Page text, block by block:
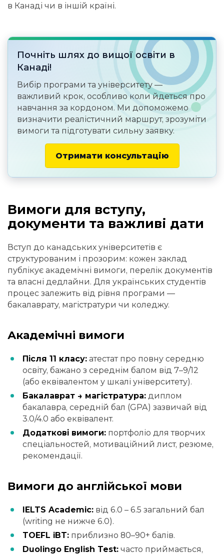
в Канаді чи в іншій країні.
Почніть шлях до вищої освіти в
Канаді!
Вибір програми та університету —
важливий крок, особливо коли йдеться про
навчання за кордоном. Ми допоможемо
визначити реалістичний маршрут, зрозуміти
вимоги та підготувати сильну заявку.
Отримати консультацію
Вимоги для вступу,
документи та важливі дати
Вступ до канадських університетів є
структурованим і прозорим: кожен заклад
публікує академічні вимоги, перелік документів
та власні дедлайни. Для українських студентів
процес залежить від рівня програми —
бакалаврату, магістратури чи коледжу.
Академічні вимоги
Після 11 класу: атестат про повну середню
освіту, бажано з середнім балом від 7–9/12
(або еквівалентом у шкалі університету).
Бакалаврат → магістратура: диплом
бакалавра, середній бал (GPA) зазвичай від
3.0/4.0 або еквівалент.
Додаткові вимоги: портфоліо для творчих
спеціальностей, мотиваційний лист, резюме,
рекомендації.
Вимоги до англійської мови
IELTS Academic: від 6.0 – 6.5 загальний бал
(writing не нижче 6.0).
TOEFL iBT: приблизно 80–90+ балів.
Duolingo English Test: часто приймається,